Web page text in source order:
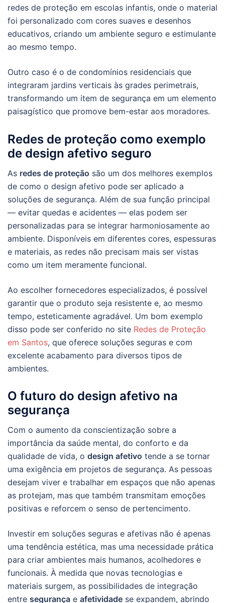
redes de proteção em escolas infantis, onde o material
foi personalizado com cores suaves e desenhos
educativos, criando um ambiente seguro e estimulante
ao mesmo tempo.
Outro caso é o de condomínios residenciais que
integraram jardins verticais às grades perimetrais,
transformando um item de segurança em um elemento
paisagístico que promove bem-estar aos moradores.
Redes de proteção como exemplo
de design afetivo seguro
As redes de proteção são um dos melhores exemplos
de como o design afetivo pode ser aplicado a
soluções de segurança. Além de sua função principal
— evitar quedas e acidentes — elas podem ser
personalizadas para se integrar harmoniosamente ao
ambiente. Disponíveis em diferentes cores, espessuras
e materiais, as redes não precisam mais ser vistas
como um item meramente funcional.
Ao escolher fornecedores especializados, é possível
garantir que o produto seja resistente e, ao mesmo
tempo, esteticamente agradável. Um bom exemplo
disso pode ser conferido no site Redes de Proteção
em Santos, que oferece soluções seguras e com
excelente acabamento para diversos tipos de
ambientes.
O futuro do design afetivo na
segurança
Com o aumento da conscientização sobre a
importância da saúde mental, do conforto e da
qualidade de vida, o design afetivo tende a se tornar
uma exigência em projetos de segurança. As pessoas
desejam viver e trabalhar em espaços que não apenas
as protejam, mas que também transmitam emoções
positivas e reforcem o senso de pertencimento.
Investir em soluções seguras e afetivas não é apenas
uma tendência estética, mas uma necessidade prática
para criar ambientes mais humanos, acolhedores e
funcionais. À medida que novas tecnologias e
materiais surgem, as possibilidades de integração
entre segurança e afetividade se expandem, abrindo